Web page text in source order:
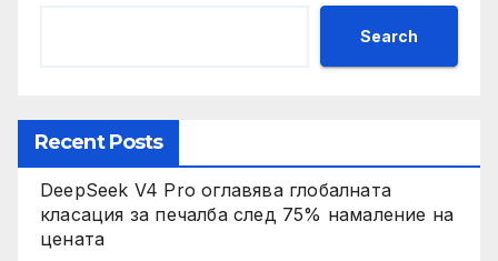
Search
Recent Posts
DeepSeek V4 Pro оглавява глобалната
класация за печалба след 75% намаление на
цената